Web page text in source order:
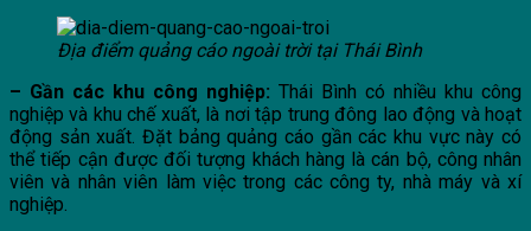
Địa điểm quảng cáo ngoài trời tại Thái Bình
– Gần các khu công nghiệp: Thái Bình có nhiều khu công
nghiệp và khu chế xuất, là nơi tập trung đông lao động và hoạt
động sản xuất. Đặt bảng quảng cáo gần các khu vực này có
thể tiếp cận được đối tượng khách hàng là cán bộ, công nhân
viên và nhân viên làm việc trong các công ty, nhà máy và xí
nghiệp.